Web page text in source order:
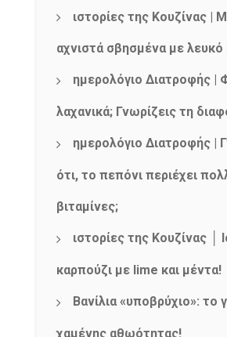
ιστορίες της Κουζίνας |
αχνιστά σβησμένα με λευκό
ημερολόγιο Διατροφής |
λαχανικά; Γνωρίζεις τη
ημερολόγιο Διατροφής |
ότι, το πεπόνι περιέχει
βιταμίνες;
ιστορίες της Κουζίνας │
καρπούζι με lime και μέντα!
Βανίλια «υποβρύχιο»: το
χαμένης αθωότητας!